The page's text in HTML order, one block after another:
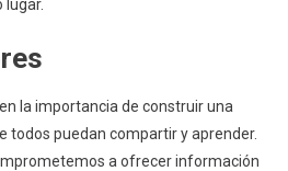
lugar.
la importancia de construir una
todos puedan compartir y aprender.
a ofrecer información